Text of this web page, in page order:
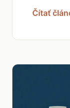
Čítať